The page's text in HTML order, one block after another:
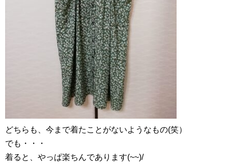
どちらも、今まで着たことがないようなもの(笑）
でも・・・
着ると、やっぱ楽ちんであります(~~)/